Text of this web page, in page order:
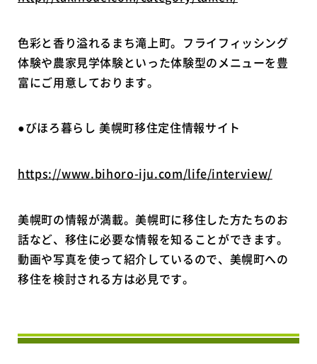
色彩と香り溢れるまち滝上町。フライフィッシング
体験や農家見学体験といった体験型のメニューを豊
富にご用意しております。
●びほろ暮らし 美幌町移住定住情報サイト
https://www.bihoro-iju.com/life/interview/
美幌町の情報が満載。美幌町に移住した方たちのお
話など、移住に必要な情報を知ることができます。
動画や写真を使って紹介しているので、美幌町への
移住を検討される方は必見です。